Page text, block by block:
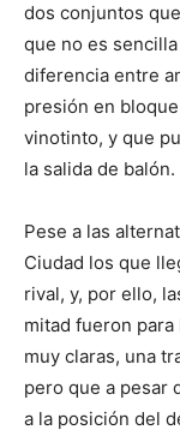
dos conjuntos
que no es
diferencia entre
presión en
vinotinto, y que
la salida de balón.
Pese a las
Ciudad los que
rival, y, por ello,
mitad fueron
muy claras, una
pero que a pesar
a la posición del